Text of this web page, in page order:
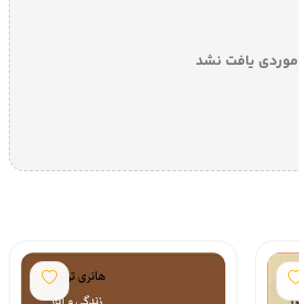
موردی یافت نشد